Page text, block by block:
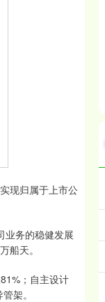
现归属于上市公
务的稳健发展
船天。
；自主设计
架。